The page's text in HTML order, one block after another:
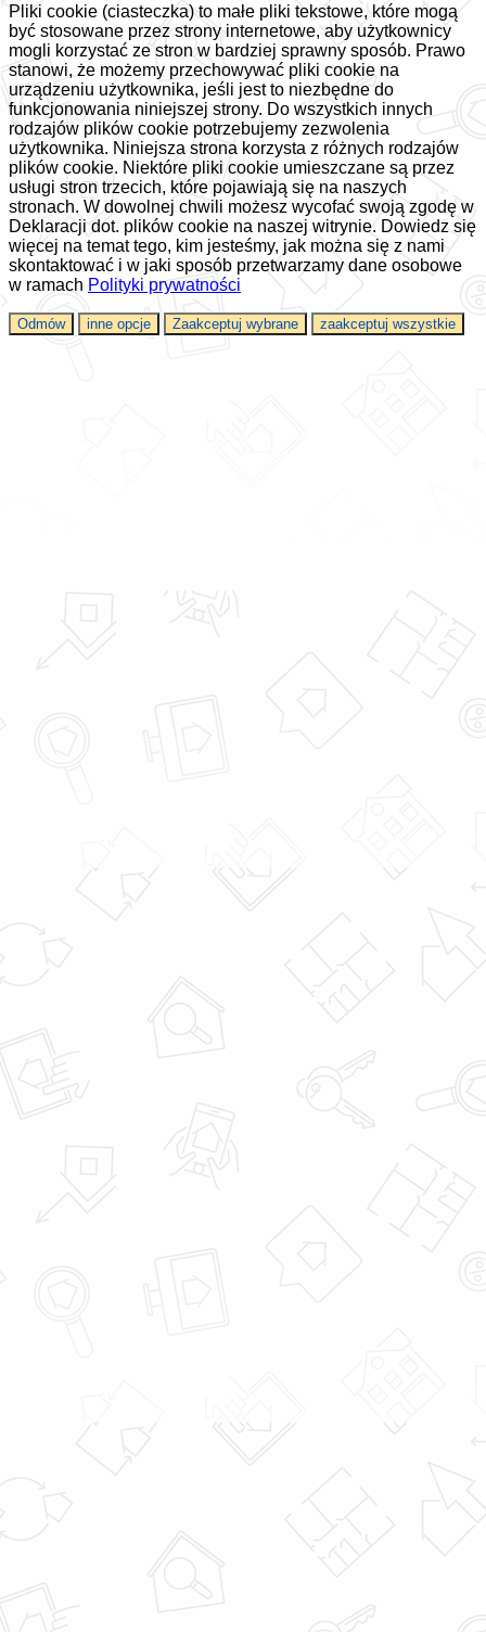
Pliki cookie (ciasteczka) to małe pliki tekstowe, które mogą
być stosowane przez strony internetowe, aby użytkownicy
mogli korzystać ze stron w bardziej sprawny sposób. Prawo
stanowi, że możemy przechowywać pliki cookie na
urządzeniu użytkownika, jeśli jest to niezbędne do
funkcjonowania niniejszej strony. Do wszystkich innych
rodzajów plików cookie potrzebujemy zezwolenia
użytkownika. Niniejsza strona korzysta z różnych rodzajów
plików cookie. Niektóre pliki cookie umieszczane są przez
usługi stron trzecich, które pojawiają się na naszych
stronach. W dowolnej chwili możesz wycofać swoją zgodę w
Deklaracji dot. plików cookie na naszej witrynie. Dowiedz się
więcej na temat tego, kim jesteśmy, jak można się z nami
skontaktować i w jaki sposób przetwarzamy dane osobowe
w ramach Polityki prywatności
Odmów inne opcje Zaakceptuj wybrane zaakceptuj wszystkie